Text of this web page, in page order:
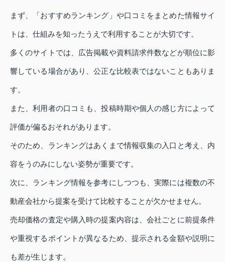
まず、「おすすめランキング」や口コミをまとめた情報サイ
トは、仕組みを知ったうえで利用することが大切です。
多くのサイトでは、広告掲載や資料請求件数などが順位に影
響している場合があり、公正な比較表ではないこともありま
す。
また、利用者の口コミも、投稿時期や個人の感じ方によって
評価が偏るおそれがあります。
そのため、ランキングはあくまで情報収集の入口と考え、内
容をうのみにしない姿勢が重要です。
次に、ランキング情報を参考にしつつも、実際には複数の不
動産会社から提案を受けて比較することが欠かせません。
売却価格の査定や購入時の提案内容は、会社ごとに前提条件
や重視するポイントが異なるため、提示される金額や説明に
も差が生じます。